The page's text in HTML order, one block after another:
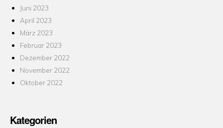
Juni 2023
April 2023
März 2023
Februar 2023
Dezember 2022
November 2022
Oktober 2022
Kategorien